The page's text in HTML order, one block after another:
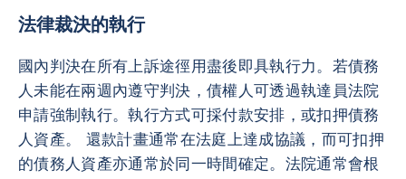
法律裁決的執行
國內判決在所有上訴途徑用盡後即具執行力。若債務
人未能在兩週內遵守判決，債權人可透過執達員法院
申請強制執行。執行方式可採付款安排，或扣押債務
人資產。 還款計畫通常在法庭上達成協議，而可扣押
的債務人資產亦通常於同一時間確定。法院通常會根